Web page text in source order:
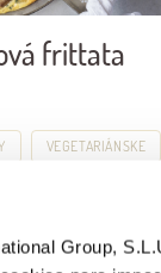
Group,
frittata
VEGETARIÁNSKE